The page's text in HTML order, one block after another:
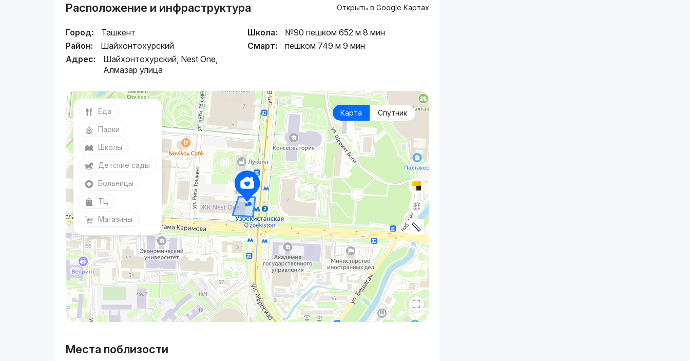
Расположение и инфраструктура Открыть в Google Картах
Город:
Ташкент
Район:
Шайхонтохурский
Адрес:
Шайхонтохурский, Nest One,
Алмазар улица
Школа:
№90 пешком 652 м 8 мин
Смарт:
пешком 749 м 9 мин
Карта Спутник
Еда
Парки
Школы
Детские сады
Больницы
ТЦ
Магазины
Места поблизости